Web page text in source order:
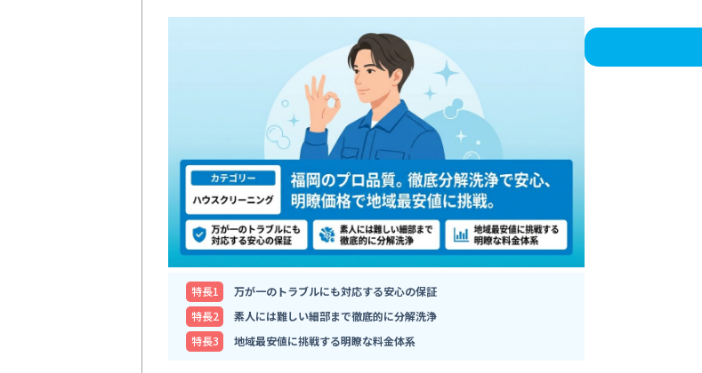
特⻑1
万が一のトラブルにも対応する安心の保証
特⻑2
素人には難しい細部まで徹底的に分解洗浄
特⻑3
地域最安値に挑戦する明瞭な料金体系